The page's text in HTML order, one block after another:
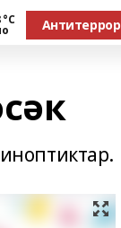
°С Антитеррор